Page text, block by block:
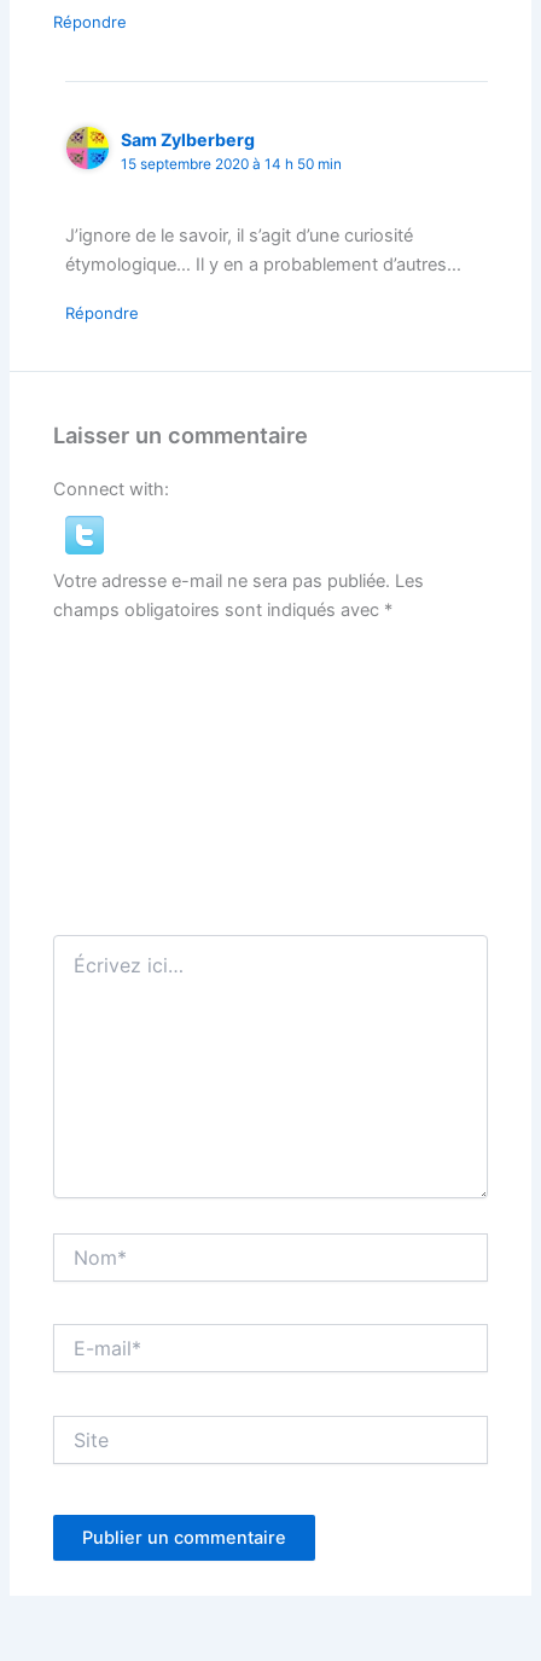
Répondre
Sam Zylberberg
15 septembre 2020 à 14 h 50 min
J’ignore de le savoir, il s’agit d’une curiosité
étymologique… Il y en a probablement d’autres…
Répondre
Laisser un commentaire
Connect with:
Votre adresse e-mail ne sera pas publiée. Les
champs obligatoires sont indiqués avec *
Écrivez
ici…
mail*